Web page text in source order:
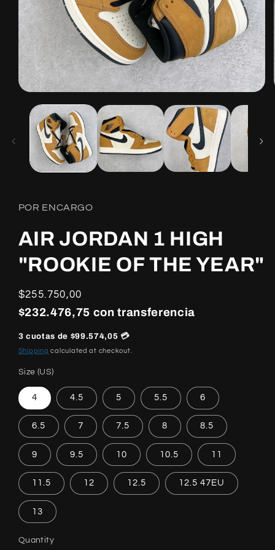
media
modal
POR ENCARGO
AIR JORDAN 1 HIGH
"ROOKIE OF THE YEAR"
Regular
price
$255.750,00
$232.476,75 con transferencia
3 cuotas de $99.574,05 💳
Shipping calculated at checkout.
Size (US)
4 4.5 5 5.5 6
6.5 7 7.5 8 8.5
9 9.5 10 10.5 11
11.5 12 12.5 12.5 47EU
13
Quantity
Quantity